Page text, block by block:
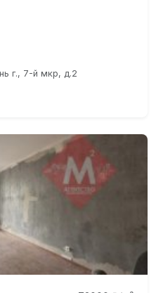
г., 7-й мкр, д.2